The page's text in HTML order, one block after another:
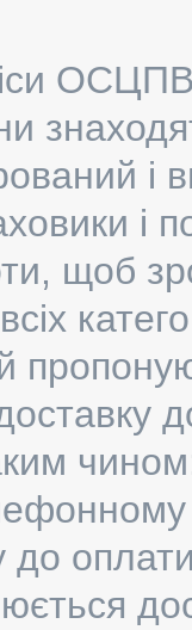
ОСЦПВ
і
щоб
до